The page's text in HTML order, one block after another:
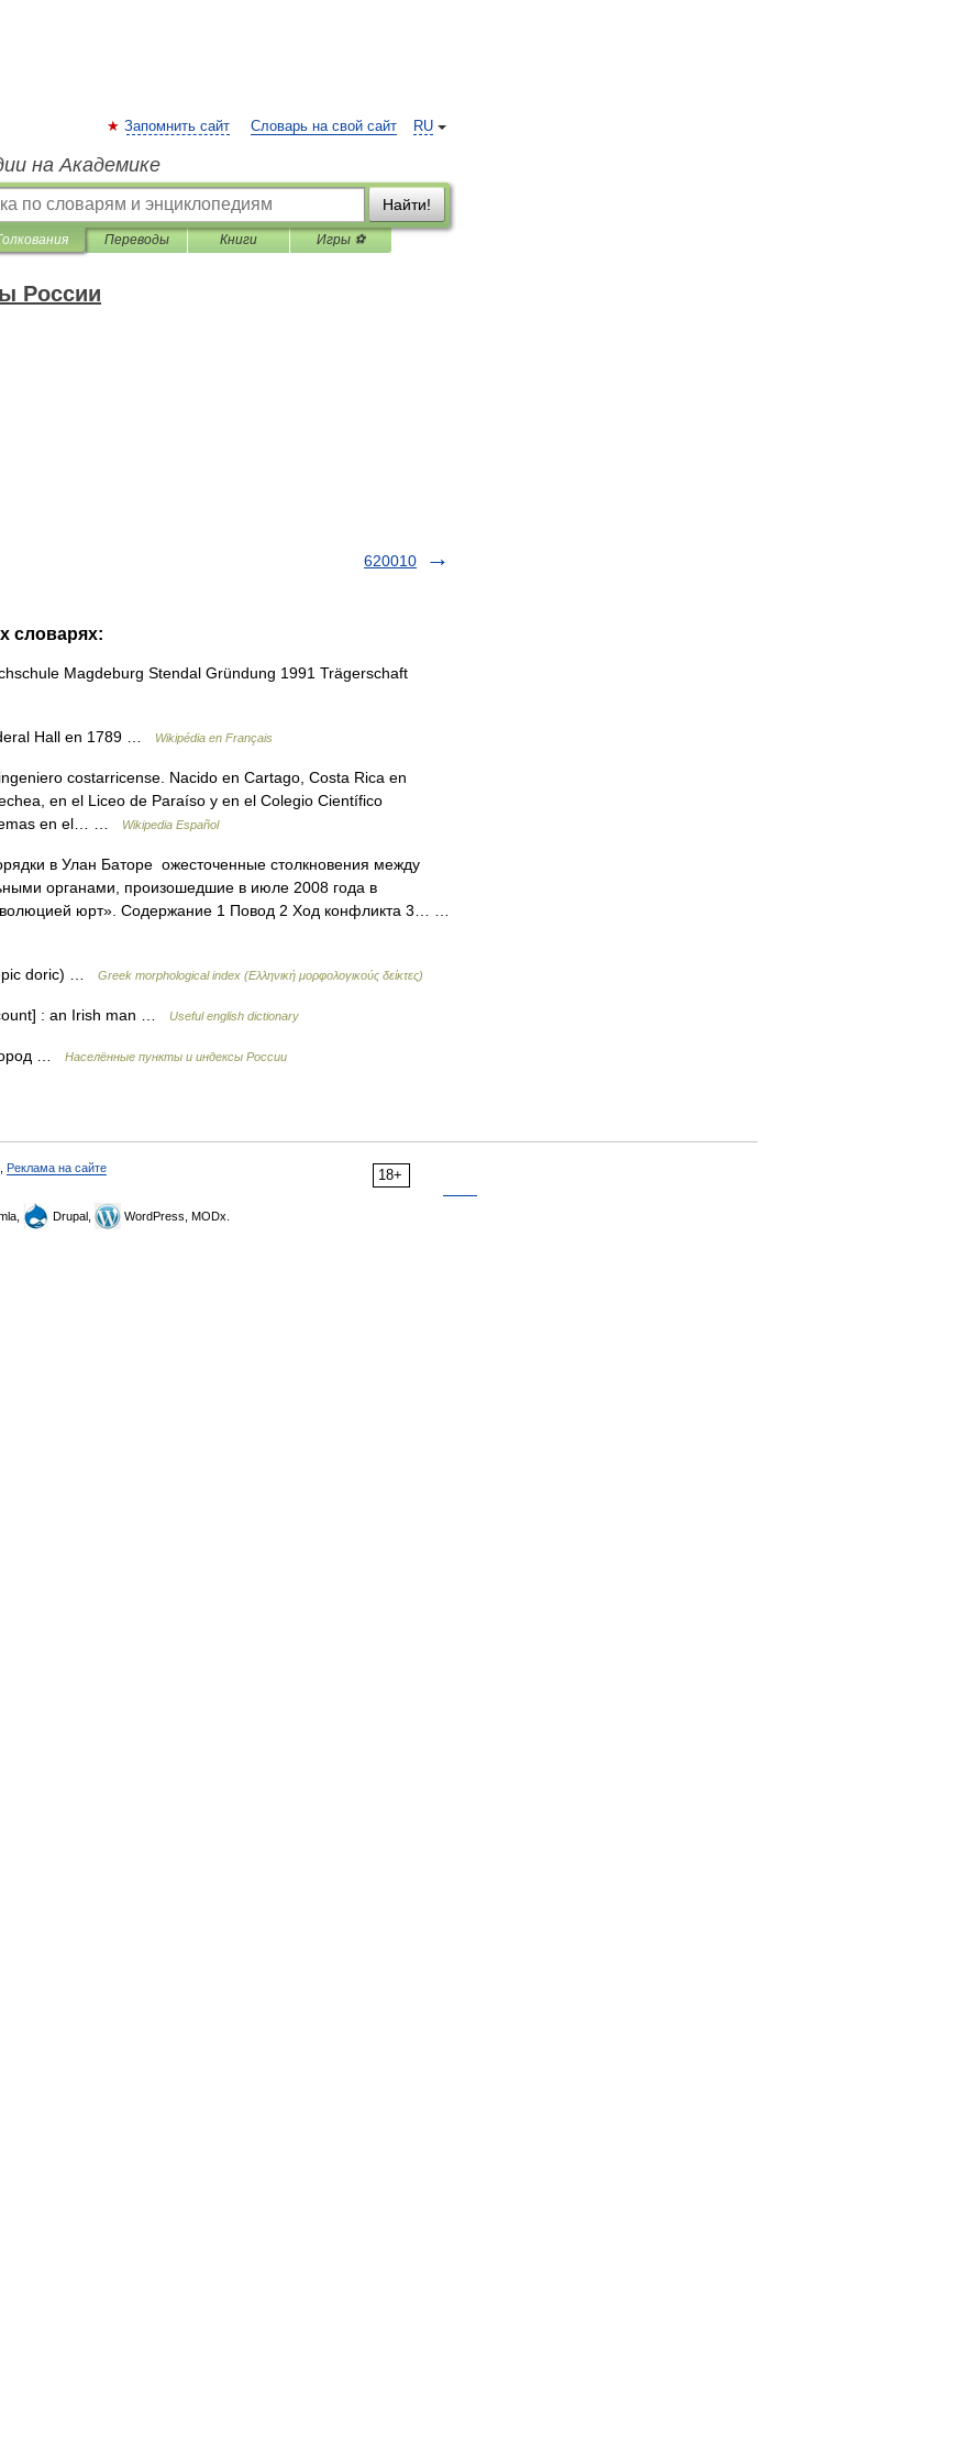
RU
Запомнить сайт Словарь на свой сайт
на Академике
Найти!
Переводы Книги Игры ⚽
России
620010
словарях:
Magdeburg Stendal Gründung 1991 Trägerschaft
Hall en 1789 … Wikipédia en Français
costarricense. Nacido en Cartago, Costa Rica en
en el Liceo de Paraíso y en el Colegio Científico
en el… …
Wikipedia Español
в Улан Баторе ожесточенные столкновения между
органами, произошедшие в июле 2008 года в
юрт». Содержание 1 Повод 2 Ход конфликта 3… …
doric) … Greek morphological index (Ελληνική μορφολογικούς δείκτες)
: an Irish man … Useful english dictionary
… Населённые пункты и индексы России
18+
Реклама на сайте
Drupal, WordPress, MODx.